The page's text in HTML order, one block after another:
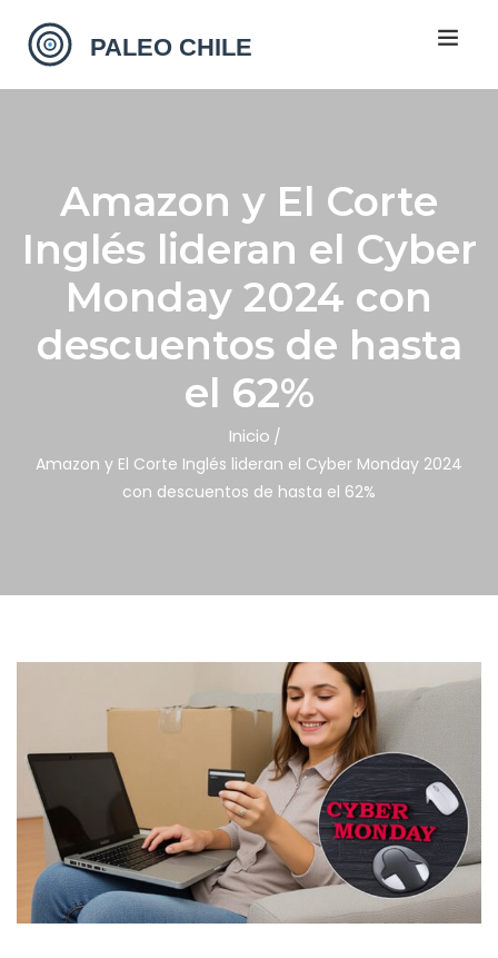
Amazon y El Corte
Inglés lideran el Cyber
Monday 2024 con
descuentos de hasta
el 62%
Inicio
Amazon y El Corte Inglés lideran el Cyber Monday 2024
con descuentos de hasta el 62%